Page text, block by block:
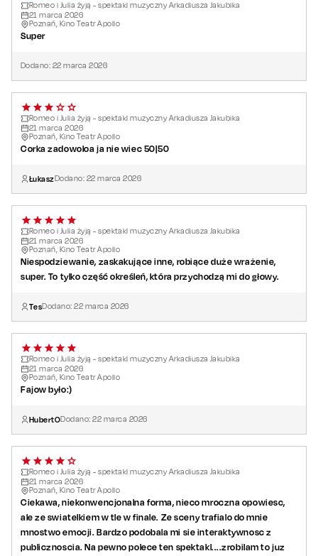
Romeo i Julia żyją - spektakl muzyczny Arkadiusza Jakubika
21 marca 2026
Poznań, Kino Teatr Apollo
Super
Dodano: 22 marca 2026
Romeo i Julia żyją - spektakl muzyczny Arkadiusza Jakubika
21 marca 2026
Poznań, Kino Teatr Apollo
Corka zadowoloa ja nie wiec 50|50
ŁukaszDodano: 22 marca 2026
Romeo i Julia żyją - spektakl muzyczny Arkadiusza Jakubika
21 marca 2026
Poznań, Kino Teatr Apollo
Niespodziewanie, zaskakujące inne, robiące duże wrażenie,
super. To tylko część określeń, która przychodzą mi do głowy.
TesDodano:22 marca 2026
Romeo i Julia żyją - spektakl muzyczny Arkadiusza Jakubika
21 marca 2026
Poznań, Kino Teatr Apollo
Fajow było:)
HubertODodano:22 marca 2026
Romeo i Julia żyją - spektakl muzyczny Arkadiusza Jakubika
21 marca 2026
Poznań, Kino Teatr Apollo
Ciekawa, niekonwencjonalna forma, nieco mroczna opowiesc,
ale ze swiatelkiem w tle w finale. Ze sceny trafialo do mnie
mnostwo emocji. Bardzo podobala mi sie interaktywnosc z
publicznoscia. Na pewno polece ten spektakl....zrobilam to juz